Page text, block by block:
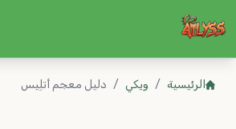
Atlyss
الرئيسية / ويكي / دليل معجم أتلِيس